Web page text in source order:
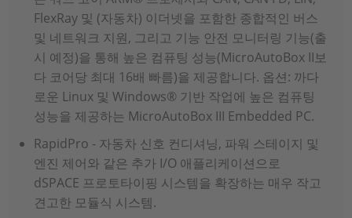
FlexRay 및 (자동차) 이더넷을 포함한 종합적인 버스
및 네트워크 지원, 그리고 기능 안전 모니터링 기능(출
시 예정)을 통해 높은 컴퓨팅 성능(MicroAutoBox II보
다 코어당 최대 16배 빠름)을 제공합니다. 옵션: 까다
로운 Linux 및 Windows® 기반 작업에 높은 컴퓨팅
성능을 제공하는 MicroAutoBox III Embedded PC.
RapidPro - 자동차 신호 컨디셔닝, 파워 스테이지 및
엔진 제어와 같은 추가 I/O 애플리케이션으로
dSPACE 프로토타이핑 시스템을 확장하는 매우 작고
견고한 모듈식 시스템.